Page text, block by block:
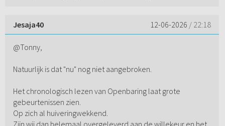
Jesaja40 12-06-2026 / 22:18
@Tonny,
Natuurlijk is dat "nu" nog niet aangebroken.
Het chronologisch lezen van Openbaring laat grote
gebeurtenissen zien.
Op zich al huiveringwekkend.